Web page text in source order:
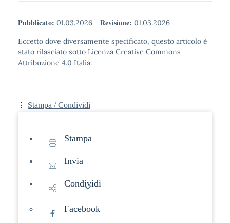
Pubblicato: 01.03.2026 - Revisione: 01.03.2026
Eccetto dove diversamente specificato, questo articolo è
stato rilasciato sotto Licenza Creative Commons
Attribuzione 4.0 Italia.
Stampa / Condividi
Stampa
Invia
Condividi
Facebook